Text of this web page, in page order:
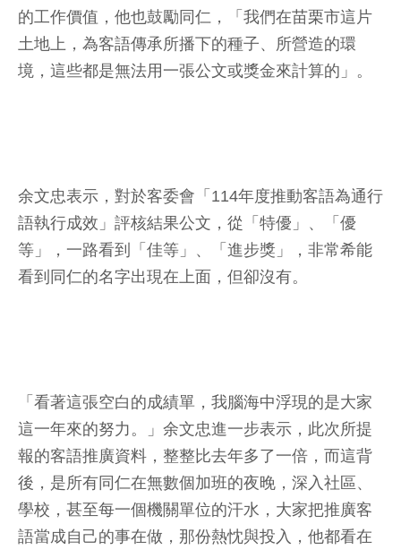
的工作價值，他也鼓勵同仁，「我們在苗栗市這片
土地上，為客語傳承所播下的種子、所營造的環
境，這些都是無法用一張公文或獎金來計算的」。
余文忠表示，對於客委會「114年度推動客語為通行
語執行成效」評核結果公文，從「特優」、「優
等」，一路看到「佳等」、「進步獎」，非常希能
看到同仁的名字出現在上面，但卻沒有。
「看著這張空白的成績單，我腦海中浮現的是大家
這一年來的努力。」余文忠進一步表示，此次所提
報的客語推廣資料，整整比去年多了一倍，而這背
後，是所有同仁在無數個加班的夜晚，深入社區、
學校，甚至每一個機關單位的汗水，大家把推廣客
語當成自己的事在做，那份熱忱與投入，他都看在